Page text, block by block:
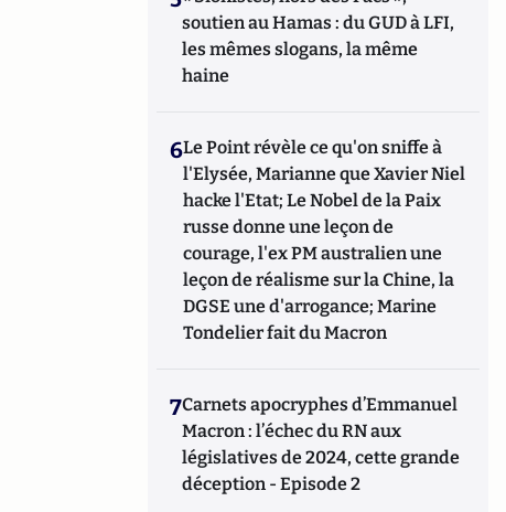
soutien au Hamas : du GUD à LFI,
les mêmes slogans, la même
haine
6Le Point révèle ce qu'on sniffe à
l'Elysée, Marianne que Xavier Niel
hacke l'Etat; Le Nobel de la Paix
russe donne une leçon de
courage, l'ex PM australien une
leçon de réalisme sur la Chine, la
DGSE une d'arrogance; Marine
Tondelier fait du Macron
7Carnets apocryphes d’Emmanuel
Macron : l’échec du RN aux
législatives de 2024, cette grande
déception - Episode 2